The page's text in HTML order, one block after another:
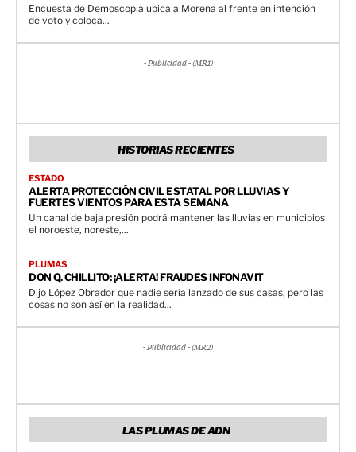
Encuesta de Demoscopia ubica a Morena al frente en intención
de voto y coloca...
- Publicidad - (MR1)
HISTORIAS RECIENTES
ESTADO
ALERTA PROTECCIÓN CIVIL ESTATAL POR LLUVIAS Y
FUERTES VIENTOS PARA ESTA SEMANA
Un canal de baja presión podrá mantener las lluvias en municipios
el noroeste, noreste,...
PLUMAS
DON Q. CHILLITO: ¡ALERTA! FRAUDES INFONAVIT
Dijo López Obrador que nadie sería lanzado de sus casas, pero las
cosas no son así en la realidad...
- Publicidad - (MR2)
LAS PLUMAS DE ADN